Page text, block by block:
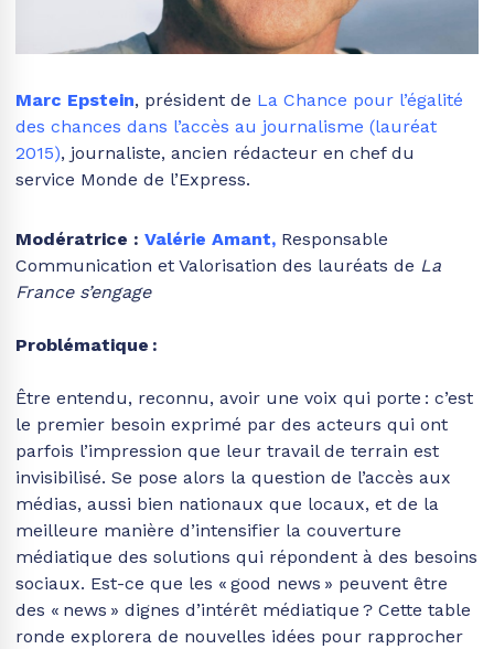
Marc Epstein, président de La Chance pour l’égalité
des chances dans l’accès au journalisme (lauréat
2015), journaliste, ancien rédacteur en chef du
service Monde de l’Express.
Modératrice : Valérie Amant, Responsable
Communication et Valorisation des lauréats de La
France s’engage
Problématique :
Être entendu, reconnu, avoir une voix qui porte : c’est
le premier besoin exprimé par des acteurs qui ont
parfois l’impression que leur travail de terrain est
invisibilisé. Se pose alors la question de l’accès aux
médias, aussi bien nationaux que locaux, et de la
meilleure manière d’intensifier la couverture
médiatique des solutions qui répondent à des besoins
sociaux. Est-ce que les « good news » peuvent être
des « news » dignes d’intérêt médiatique ? Cette table
ronde explorera de nouvelles idées pour rapprocher